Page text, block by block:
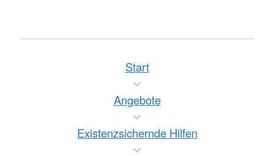
Start
Angebote
Existenzsichernde Hilfen